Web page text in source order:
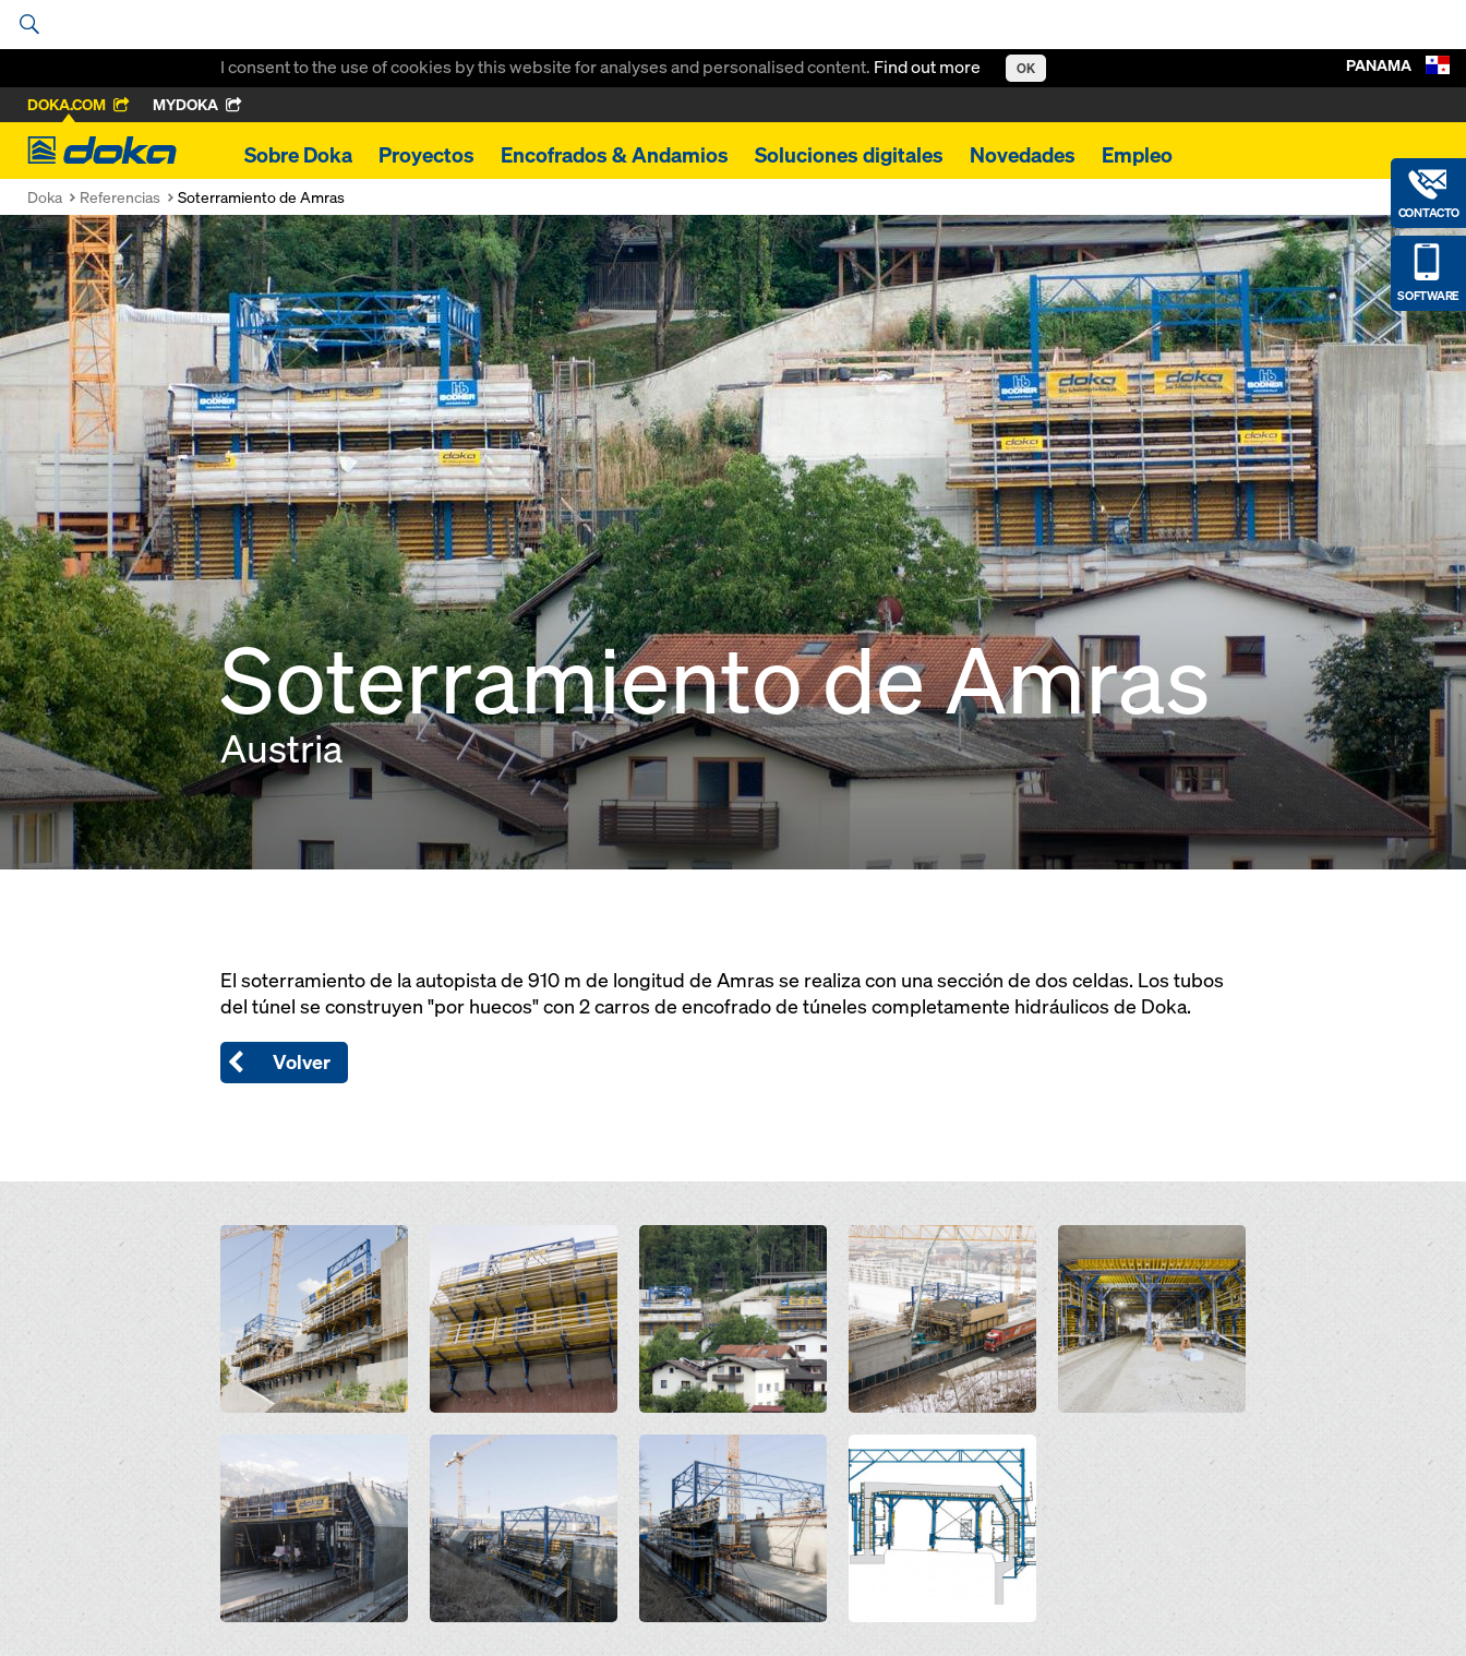
I consent to the use of cookies by this website for analyses and personalised content. Find out more OK
DOKA.COM MYDOKA
Doka
Sobre Doka Proyectos Encofrados & Andamios Soluciones digitales Novedades Empleo
CONTACTO
SOFTWARE
PANAMA
Doka Referencias Soterramiento de Amras
Soterramiento de Amras
Austria
El soterramiento de la autopista de 910 m de longitud de Amras se realiza con una sección de dos celdas. Los tubos
del túnel se construyen "por huecos" con 2 carros de encofrado de túneles completamente hidráulicos de Doka.
Volver
Open Open Open Open
Open Open Open